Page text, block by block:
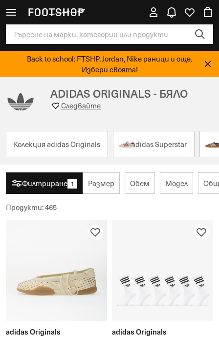
Back to school: FTSHP, Jordan, Nike раници и още.
Избери своята!
ADIDAS ORIGINALS - БЯЛО
Следвайте
Колекция adidas Originals adidas Superstar
Филтриране 1 Размер Обем Модел
Продукти:465
adidas Originals adidas Originals